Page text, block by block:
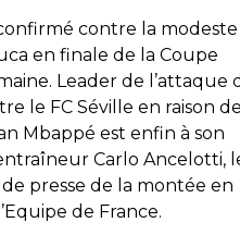
contre la modeste
en finale de la Coupe
Leader de l’attaque
le FC Séville en raison
Mbappé est enfin à son
Carlo Ancelotti,
presse de la montée en
de France.